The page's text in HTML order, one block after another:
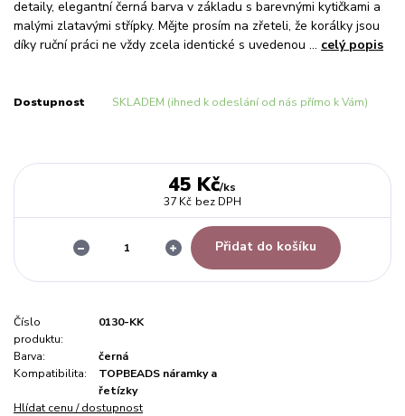
detaily, elegantní černá barva v základu s barevnými kytičkami a
malými zlatavými střípky. Mějte prosím na zřeteli, že korálky jsou
díky ruční práci ne vždy zcela identické s uvedenou ... celý popis
Dostupnost SKLADEM (ihned k odeslání od nás přímo k Vám)
45 Kč/ks
37 Kč bez DPH
Přidat do košíku
Číslo
produktu:
0130-KK
Barva:
černá
Kompatibilita:
TOPBEADS náramky a
řetízky
Hlídat cenu / dostupnost